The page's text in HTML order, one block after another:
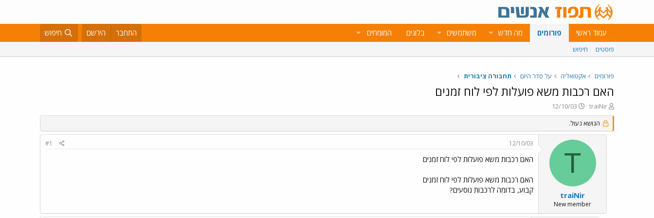
עמוד ראשי פורומים מה חדש משתמשים בלוגים המומחים התחבר הירשם חיפוש
פוסטים חיפוש
פורומים אקטואליה על סדר היום תחבורה ציבורית
האם רכבות משא פועלות לפי לוח זמנים
פ
ו
ת
ח
traiNir
פ
ו
ר
ס
ם
ת
י
ך
12/10/03
הנושא נעול.
T
traiNir
New member
12/10/03
#1
האם רכבות משא פועלות לפי לוח זמנים
האם רכבות משא פועלות לפי לוח זמנים
קבוע, בדומה לרכבות נוסעים?